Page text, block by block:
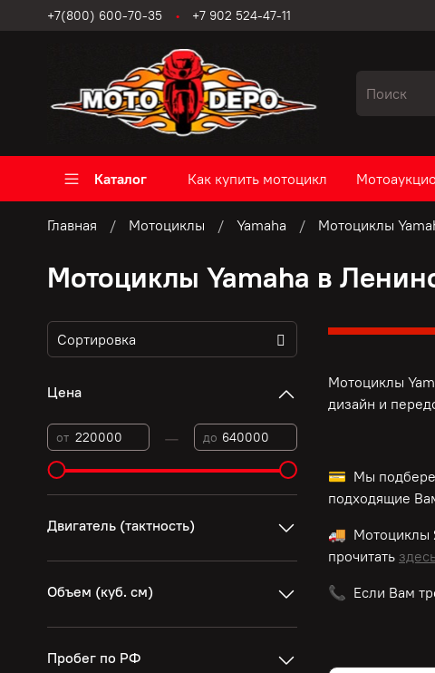
+7(800) 600-70-35 +7 902 524-47-11
Каталог Как купить мотоцикл
Главная Мотоциклы Yamaha Мотоциклы
Мотоциклы Yamaha в
Мотоциклы
дизайн и
💳 Мы
подходящие
🚚 Мотоциклы
прочитать
📞 Если Вам
Цена
от — до
Двигатель (тактность)
Объем (куб. см)
Пробег по РФ